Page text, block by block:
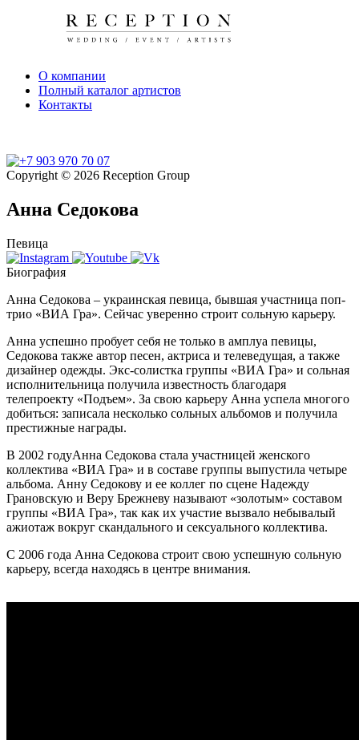
О компании
Полный каталог артистов
Контакты
Copyright © 2026 Reception Group
Анна Седокова
Певица
Биография
Анна Седокова – украинская певица, бывшая участница поп-
трио «ВИА Гра». Сейчас уверенно строит сольную карьеру.
Анна успешно пробует себя не только в амплуа певицы,
Седокова также автор песен, актриса и телеведущая, а также
дизайнер одежды. Экс-солистка группы «ВИА Гра» и сольная
исполнительница получила известность благодаря
телепроекту «Подъем». За свою карьеру Анна успела многого
добиться: записала несколько сольных альбомов и получила
престижные награды.
В 2002 годуАнна Седокова стала участницей женского
коллектива «ВИА Гра» и в составе группы выпустила четыре
альбома. Анну Седокову и ее коллег по сцене Надежду
Грановскую и Веру Брежневу называют «золотым» составом
группы «ВИА Гра», так как их участие вызвало небывалый
ажиотаж вокруг скандального и сексуального коллектива.
С 2006 года Анна Седокова строит свою успешную сольную
карьеру, всегда находясь в центре внимания.